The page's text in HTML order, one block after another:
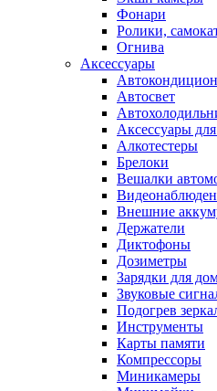
Фонари
Ролики,
Огнива
Аксессуары
Aвтосвет
Аксессуары
Алкотестеры
Брелоки
Вешалки
Внешние
Держатели
Диктофоны
Дозиметры
Зарядки для
Звуковые
Подогрев
Инструменты
Карты памяти
Компрессоры
Миникамеры